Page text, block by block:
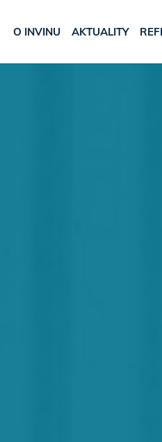
O INVINU AKTUALITY